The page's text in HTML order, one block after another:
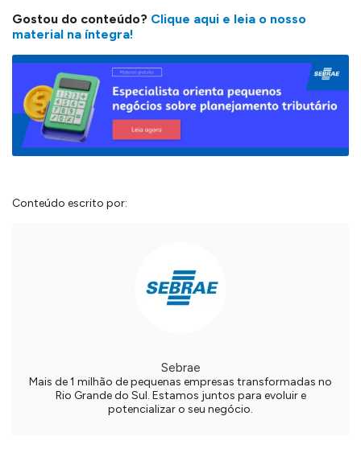
Gostou do conteúdo? Clique aqui e leia o nosso
material na íntegra!
Conteúdo escrito por:
Sebrae
Mais de 1 milhão de pequenas empresas transformadas no
Rio Grande do Sul. Estamos juntos para evoluir e
potencializar o seu negócio.